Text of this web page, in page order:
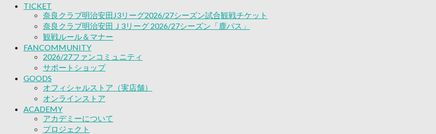
ジュニアユース
ユース
練習拠点（ナラディーア）
SCHOOL
CLUB
2026/27 パートナー企業
パートナー募集
クラブ理念
クラブ情報
サステナビリティ
Web制作支援
応援プロジェクト
TICKET
奈良クラブ明治安田J3リーグ2026/27シーズン試合観戦チケット
奈良クラブ明治安田Ｊ3リーグ 2026/27シーズン「鹿パス」
観戦ルール＆マナー
FANCOMMUNITY
2026/27ファンコミュニティ
サポートショップ
GOODS
オフィシャルストア（実店舗）
オンラインストア
ACADEMY
アカデミーについて
プロジェクト